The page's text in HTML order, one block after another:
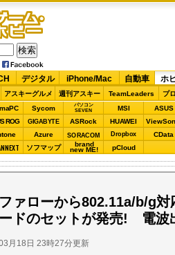
ム・
ーデジタル iPhone/Mac 自動車 ホ
アスキーグルメ 週刊アスキー TeamLeaders プ
Sycom
パソコン
SEVEN
MSI ASUS
ROG GIGABYTE ASRock HUAWEI
Azure SORACOM Dropbox CData
ソフマップ brand
new ME! pCloud
ァローから802.11a/b/g
ドのセットが発売! 電波
月18日 23時27分更新